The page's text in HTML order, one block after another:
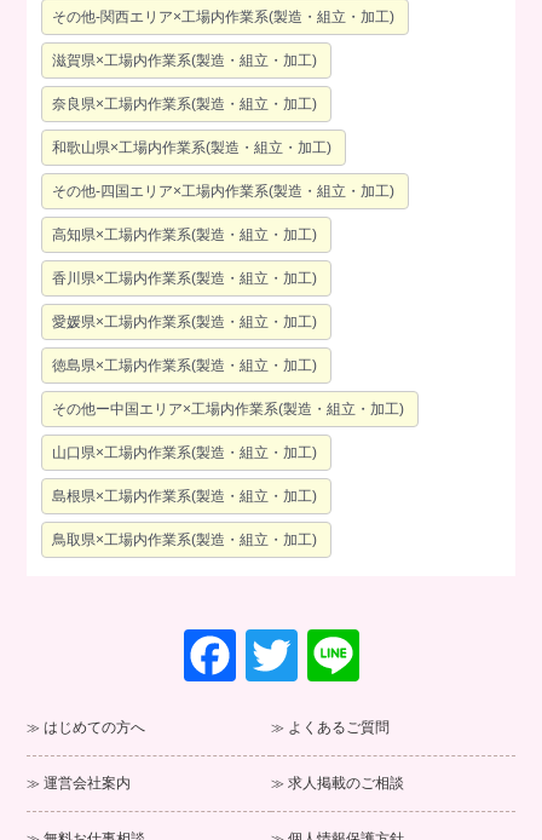
その他-関西エリア×工場内作業系(製造・組立・加工)
滋賀県×工場内作業系(製造・組立・加工)
奈良県×工場内作業系(製造・組立・加工)
和歌山県×工場内作業系(製造・組立・加工)
その他-四国エリア×工場内作業系(製造・組立・加工)
高知県×工場内作業系(製造・組立・加工)
香川県×工場内作業系(製造・組立・加工)
愛媛県×工場内作業系(製造・組立・加工)
徳島県×工場内作業系(製造・組立・加工)
その他ー中国エリア×工場内作業系(製造・組立・加工)
山口県×工場内作業系(製造・組立・加工)
島根県×工場内作業系(製造・組立・加工)
鳥取県×工場内作業系(製造・組立・加工)
F
a
e
b
T
wi
tt
er
e
はじめての方へ よくあるご質問
運営会社案内 求人掲載のご相談